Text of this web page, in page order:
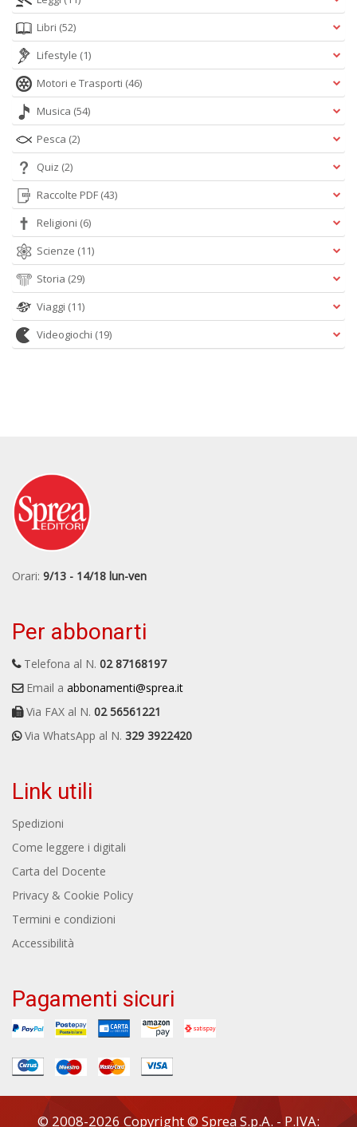
Libri (52)
Lifestyle (1)
Motori e Trasporti (46)
Musica (54)
Pesca (2)
Quiz (2)
Raccolte PDF (43)
Religioni (6)
Scienze (11)
Storia (29)
Viaggi (11)
Videogiochi (19)
Orari: 9/13 - 14/18 lun-ven
Per abbonarti
Telefona al N. 02 87168197
Email a abbonamenti@sprea.it
Via FAX al N. 02 56561221
Via WhatsApp al N. 329 3922420
Link utili
Spedizioni
Come leggere i digitali
Carta del Docente
Privacy & Cookie Policy
Termini e condizioni
Accessibilità
Pagamenti sicuri
© 2008-2026 Copyright © Sprea S.p.A. - P.IVA: